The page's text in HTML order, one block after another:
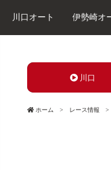
川口オート 伊勢崎オ
川口
ホーム レース情報